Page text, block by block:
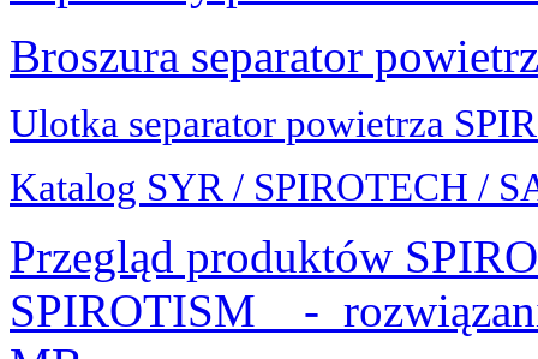
Broszura separator
Ulotka separator powietrza
Katalog SYR / SPIROTECH /
Przegląd produktów
SPIROTISM -